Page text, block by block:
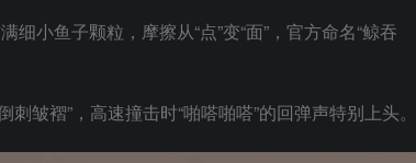
细小鱼子颗粒，摩擦从“点”变“面”，官方命名“鲸吞
皱褶”，高速撞击时“啪嗒啪嗒”的回弹声特别上头。